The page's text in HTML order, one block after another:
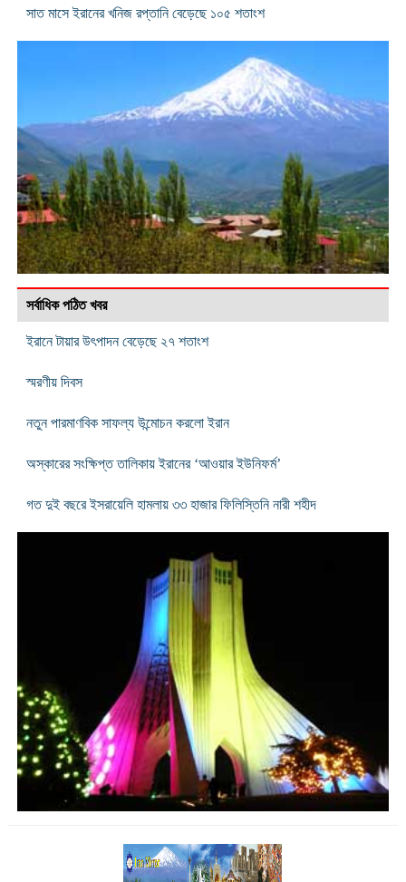
সাত মাসে ইরানের খনিজ রপ্তানি বেড়েছে ১০৫ শতাংশ
সর্বাধিক পঠিত খবর
ইরানে টায়ার উৎপাদন বেড়েছে ২৭ শতাংশ
স্মরণীয় দিবস
নতুন পারমাণবিক সাফল্য উন্মোচন করলো ইরান
অস্কারের সংক্ষিপ্ত তালিকায় ইরানের ‘আওয়ার ইউনিফর্ম’
গত দুই বছরে ইসরায়েলি হামলায় ৩৩ হাজার ফিলিস্তিনি নারী শহীদ